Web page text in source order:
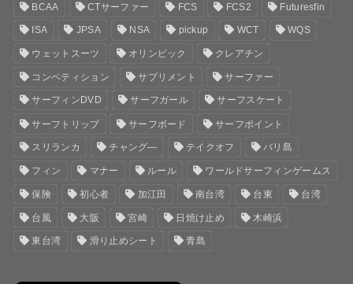
BCAA CTサーファー FCS FCS2 Futuresfin
ISA JPSA NSA pickup WCT WQS
ウェットスーツ オリンピック クレアチン
コンペティション サプリメント サーファー
サーフィンDVD サーフガール サーフスケート
サーフトリップ サーフボード サーフポイント
スリランカ チャング― テイクオフ バリ島
フィン マナー ルール ワールドサーフィンゲームス
保険 初心者 加江田 南台湾 台東 台湾
台風 大阪 宮崎 日焼け止め 木崎浜
東台湾 滑り止めシート 青島